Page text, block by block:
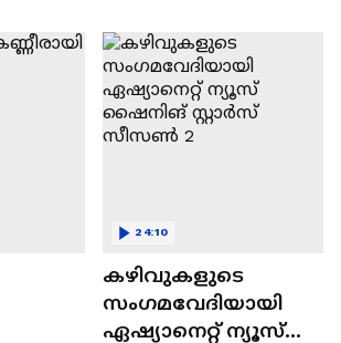
കഴിവുകളുടെ
സംഗമവേദിയായി
ഏഷ്യാനെറ്റ് ന്യൂസ്
24:10